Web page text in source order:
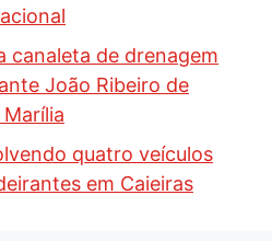
canaleta de drenagem
João Ribeiro de
quatro veículos
em Caieiras